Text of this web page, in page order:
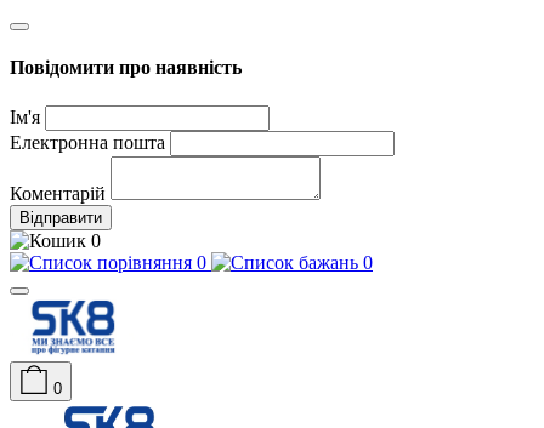
Повідомити про наявність
Ім'я
Електронна пошта
Коментарій
Відправити
0
0
0
0